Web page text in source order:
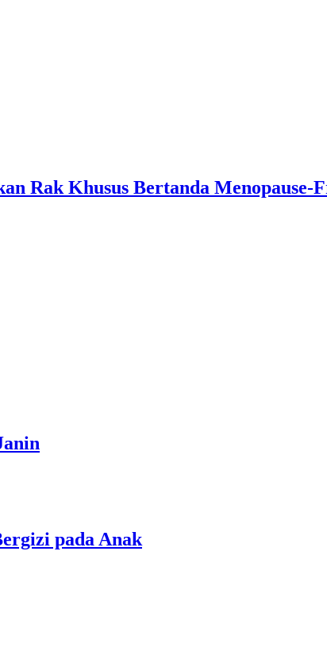
Rak Khusus Bertanda Menopause-
pada Anak